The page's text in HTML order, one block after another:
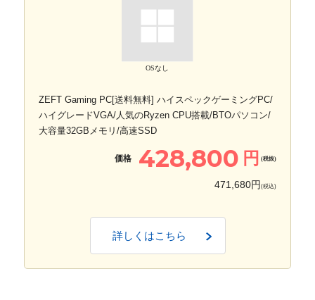
OSなし
ZEFT Gaming PC[送料無料] ハイスペックゲーミングPC/
ハイグレードVGA/人気のRyzen CPU搭載/BTOパソコン/
大容量32GBメモリ/高速SSD
価格 428,800 円 (税抜)
471,680円 (税込)
詳しくはこちら